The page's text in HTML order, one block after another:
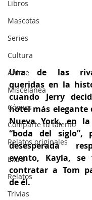
Libros
Mascotas
Series
Cultura
Anime
Miscelánea
Cómics
Comparte tu talento
Relatos originales
Extra
Relatos
Trivias
Una de las
queridas en la
cuando Jerry
hotel más elegante
Nueva York, en
“boda del
desesperada
evento, Kayla, se
contratar a Tom
de él.